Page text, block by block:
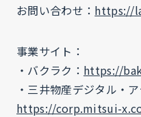
お問い合わせ： https://
事業サイト：
・バクラク： https://
・三井物産デジタル・
https://corp.mitsui-